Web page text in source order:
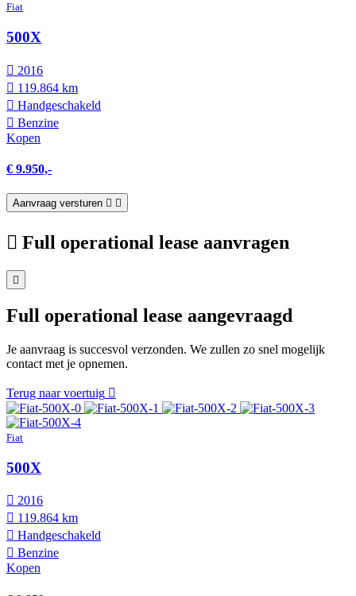
Fiat
500X
2016
119.864 km
Hand­geschakeld
Benzine
Kopen
€ 9.950,-
Aanvraag versturen
Full operational lease aanvragen
Full operational lease aangevraagd
Je aanvraag is succesvol verzonden. We zullen zo snel mogelijk
contact met je opnemen.
Terug naar voertuig
Fiat
500X
2016
119.864 km
Hand­geschakeld
Benzine
Kopen